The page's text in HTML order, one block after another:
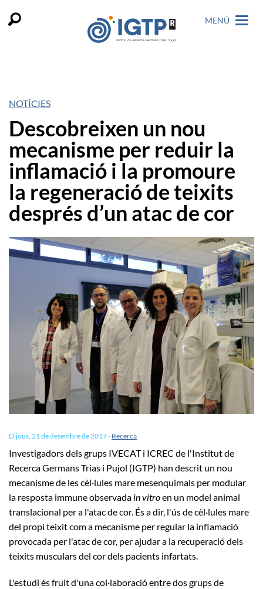
MENÚ
NOTÍCIES
Descobreixen un nou
mecanisme per reduir la
inflamació i la promoure
la regeneració de teixits
després d’un atac de cor
Dijous, 21 de desembre de 2017- Recerca
Investigadors dels grups IVECAT i ICREC de l'Institut de
Recerca Germans Trias i Pujol (IGTP) han descrit un nou
mecanisme de les cèl·lules mare mesenquimals per modular
la resposta immune observada in vitroen un model animal
translacional per a l'atac de cor. És a dir, l'ús de cèl·lules mare
del propi teixit com a mecanisme per regular la inflamació
provocada per l'atac de cor, per ajudar a la recuperació dels
teixits musculars del cor dels pacients infartats.
L'estudi és fruit d'una col·laboració entre dos grups de